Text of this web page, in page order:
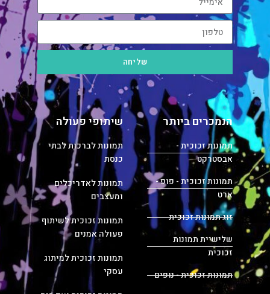
שליחה
הנמכרים ביותר
תמונות זכוכית -
אבסטרקט
תמונות זכוכית - פופ -
ארט
זוג תמונות זכוכית
שלישיית תמונות
זכוכית
תמונות זכוכית - נופים
שיתופי פעולה
תמונות לברכות לבתי
כנסת
תמונות לאדריכלים
ומעצבים
תמונות זכוכית לשיתוף
פעולה אמנים
תמונות זכוכית למיתוג
עסקי